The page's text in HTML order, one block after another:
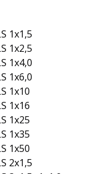
1х1,5
1х2,5
1х4,0
1х6,0
1х10
1х16
1х25
1х35
1х50
2х1,5